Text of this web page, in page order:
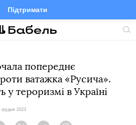
Підтримати
FacebookTelegramTwitter
попереднє
ватажка «Русича».
у тероризмі в Україні
2023